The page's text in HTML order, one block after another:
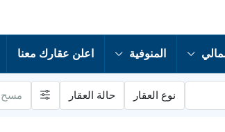
المنوفية اعلن عقارك معنا
نوع العقار حالة العقار مسح